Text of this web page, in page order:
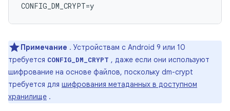
Примечание . Устройствам с Android 9 или 10
требуется CONFIG_DM_CRYPT , даже если они используют
шифрование на основе файлов, поскольку dm-crypt
требуется для шифрования метаданных в доступном
хранилище .